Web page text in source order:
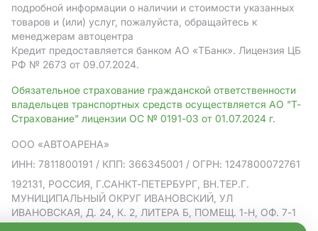
подробной информации о наличии и стоимости указанных
товаров и (или) услуг, пожалуйста, обращайтесь к
менеджерам автоцентра
Кредит предоставляется банком АO «ТБанк». Лицензия ЦБ
РФ № 2673 от 09.07.2024.
Обязательное страхование гражданской ответственности
владельцев транспортных средств осуществляется АО "Т-
Страхование" лицензии ОС № 0191-03 от 01.07.2024 г.
ООО «АВТОАРЕНА»
ИНН: 7811800191 / КПП: 366345001 / ОГРН: 1247800072761
192131, РОССИЯ, Г.САНКТ-ПЕТЕРБУРГ, ВН.ТЕР.Г.
МУНИЦИПАЛЬНЫЙ ОКРУГ ИВАНОВСКИЙ, УЛ
ИВАНОВСКАЯ, Д. 24, К. 2, ЛИТЕРА Б, ПОМЕЩ. 1-Н, ОФ. 7-1